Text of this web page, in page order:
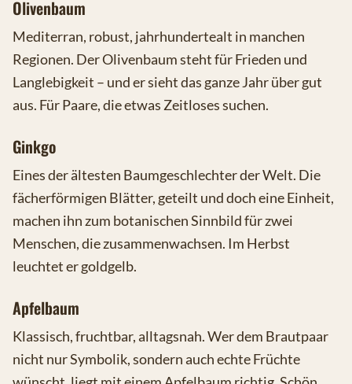
Olivenbaum
Mediterran, robust, jahrhundertealt in manchen
Regionen. Der Olivenbaum steht für Frieden und
Langlebigkeit – und er sieht das ganze Jahr über gut
aus. Für Paare, die etwas Zeitloses suchen.
Ginkgo
Eines der ältesten Baumgeschlechter der Welt. Die
fächerförmigen Blätter, geteilt und doch eine Einheit,
machen ihn zum botanischen Sinnbild für zwei
Menschen, die zusammenwachsen. Im Herbst
leuchtet er goldgelb.
Apfelbaum
Klassisch, fruchtbar, alltagsnah. Wer dem Brautpaar
nicht nur Symbolik, sondern auch echte Früchte